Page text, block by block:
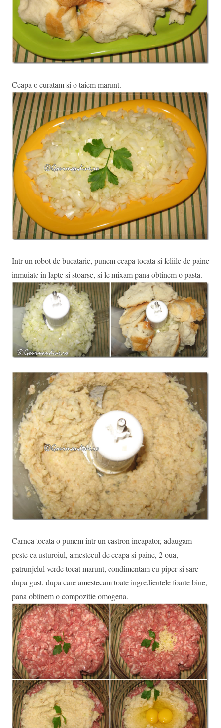
Ceapa o curatam si o taiem marunt.
Intr-un robot de bucatarie, punem ceapa tocata si feliile de paine
inmuiate in lapte si stoarse, si le mixam pana obtinem o pasta.
Carnea tocata o punem intr-un castron incapator, adaugam
peste ea usturoiul, amestecul de ceapa si paine, 2 oua,
patrunjelul verde tocat marunt, condimentam cu piper si sare
dupa gust, dupa care amestecam toate ingredientele foarte bine,
pana obtinem o compozitie omogena.